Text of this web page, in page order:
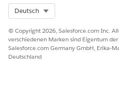
Deutsch
© Copyright 2026, Salesforce.com Inc.
verschiedenen Marken sind Eigentum
Salesforce.com Germany GmbH, Erika-
Deutschland